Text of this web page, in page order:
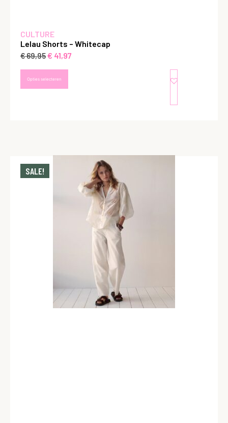
CULTURE
Lelau Shorts – Whitecap
€69,95€ 41,97
Opties selecteren
SALE!